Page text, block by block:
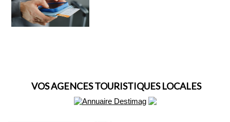
VOS AGENCES TOURISTIQUES LOCALES